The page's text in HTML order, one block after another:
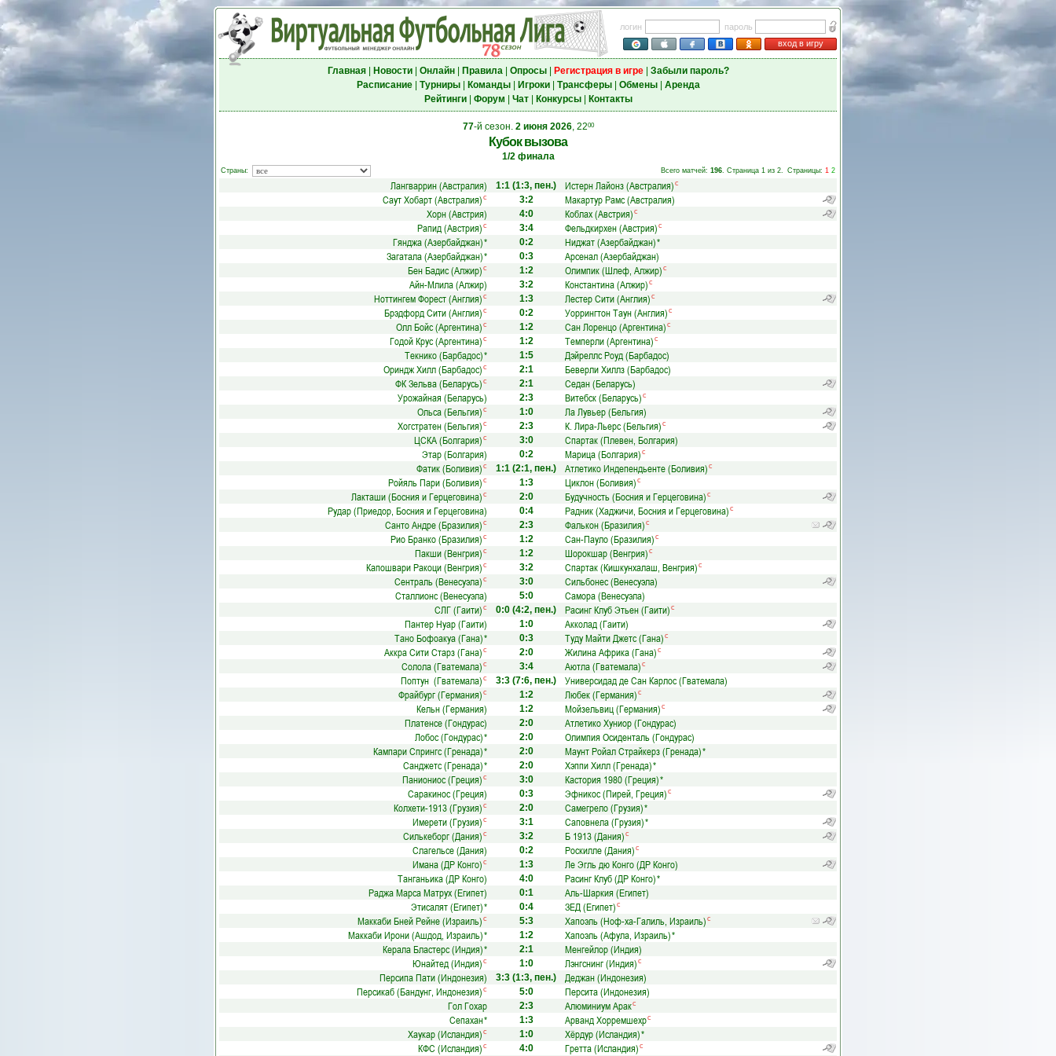
логин
пароль
вход в игру
Главная| Новости| Онлайн| Правила| Опросы| Регистрация в игре| Забыли пароль?
Расписание| Турниры| Команды| Игроки| Трансферы| Обмены| Аренда
Рейтинги| Форум Чат| Конкурсы| Контакты
77-й сезон. 2 июня 2026, 2200
Кубок вызова
1/2 финала
Страны: Всего матчей: 196. Страница 1 из 2. Страницы: 1 2
Лангваррин (Австралия) 1:1 (1:3, пен.) Истерн Лайонз (Австралия) с
Саут Хобарт (Австралия) с 3:2
Макартур Рамс (Австралия)
Хорн (Австрия)
4:0 Коблах (Австрия) с
Рапид (Австрия) с 3:4 Фельдкирхен (Австрия) с
Гянджа (Азербайджан)* 0:2 Ниджат (Азербайджан)*
Загатала (Азербайджан)* 0:3
Арсенал (Азербайджан)
Бен Бадис (Алжир) с 1:2 Олимпик (Шлеф, Алжир) с
Айн-Млила (Алжир) 3:2 Константина (Алжир) с
Ноттингем Форест (Англия) с 1:3 Лестер Сити (Англия) с
Брэдфорд Сити (Англия) с 0:2 Уоррингтон Таун (Англия) с
Олл Бойс (Аргентина) с 1:2 Сан Лоренцо (Аргентина) с
Годой Крус (Аргентина) с 1:2 Темперли (Аргентина) с
Текнико (Барбадос)* 1:5
Дэйреллс Роуд (Барбадос)
Ориндж Хилл (Барбадос) с 2:1
Беверли Хиллз (Барбадос)
ФК Зельва (Беларусь) с 2:1
Седан (Беларусь)
Урожайная (Беларусь)
2:3 Витебск (Беларусь) с
Ольса (Бельгия) с 1:0
Ла Лувьер (Бельгия)
Хогстратен (Бельгия) с 2:3 К. Лира-Льерс (Бельгия) с
ЦСКА (Болгария) с 3:0
Спартак (Плевен, Болгария)
Этар (Болгария)
0:2 Марица (Болгария) с
Фатик (Боливия) с 1:1 (2:1, пен.) Атлетико Индепендьенте (Боливия) с
Ройяль Пари (Боливия) с 1:3 Циклон (Боливия) с
Лакташи (Босния и Герцеговина) с 2:0 Будучность (Босния и Герцеговина) с
Рудар (Приедор, Босния и Герцеговина) 0:4 Радник (Хаджичи, Босния и Герцеговина) с
Санто Андре (Бразилия) с 2:3 Фалькон (Бразилия) с
Рио Бранко (Бразилия) с 1:2 Сан-Пауло (Бразилия) с
Пакши (Венгрия) с 1:2 Шорокшар (Венгрия) с
Капошвари Ракоци (Венгрия) с 3:2 Спартак (Кишкунхалаш, Венгрия) с
Сентраль (Венесуэла) с 3:0
Сильбонес (Венесуэла)
Сталлионс (Венесуэла)
5:0
Самора (Венесуэла)
СЛГ (Гаити) с 0:0 (4:2, пен.) Расинг Клуб Этьен (Гаити) с
Пантер Нуар (Гаити) 1:0
Акколад (Гаити)
Тано Бофоакуа (Гана)* 0:3 Туду Майти Джетс (Гана) с
Аккра Сити Старз (Гана) с 2:0 Жилина Африка (Гана) с
Солола (Гватемала) с 3:4 Аютла (Гватемала) с
Поптун (Гватемала) с 3:3 (7:6, пен.)
Универсидад де Сан Карлос (Гватемала)
Фрайбург (Германия) с 1:2 Любек (Германия) с
Кельн (Германия) 1:2 Мойзельвиц (Германия) с
Платенсе (Гондурас) 2:0
Атлетико Хуниор (Гондурас)
Лобос (Гондурас)* 2:0
Олимпия Осиденталь (Гондурас)
Кампари Спрингс (Гренада)* 2:0 Маунт Ройал Страйкерз (Гренада)*
Санджетс (Гренада)* 2:0 Хэппи Хилл (Гренада)*
Паниониос (Греция) с 3:0 Кастория 1980 (Греция)*
Саракинос (Греция)
0:3 Эфникос (Пирей, Греция) с
Колхети-1913 (Грузия) с 2:0 Самегрело (Грузия)*
Имерети (Грузия) с 3:1 Саповнела (Грузия)*
Силькеборг (Дания) с 3:2 Б 1913 (Дания) с
Слагельсе (Дания) 0:2 Роскилле (Дания) с
Имана (ДР Конго) с 1:3
Ле Эгль дю Конго (ДР Конго)
Танганьика (ДР Конго)
4:0 Расинг Клуб (ДР Конго)*
Раджа Марса Матрух (Египет)
0:1
Аль-Шаркия (Египет)
Этисалят (Египет)* 0:4 ЗЕД (Египет) с
Маккаби Бней Рейне (Израиль) с 5:3 Хапоэль (Ноф-ха-Галиль, Израиль) с
Маккаби Ирони (Ашдод, Израиль)* 1:2 Хапоэль (Афула, Израиль)*
Керала Бластерс (Индия)* 2:1
Менгейлор (Индия)
Юнайтед (Индия) с 1:0 Лэнгснинг (Индия) с
Персипа Пати (Индонезия) 3:3 (1:3, пен.)
Деджан (Индонезия)
Персикаб (Бандунг, Индонезия) с 5:0
Персита (Индонезия)
Гол Гохар
2:3 Алюминиум Аракс
Сепахан* 1:3 Арванд Хорремшехрс
Хаукар (Исландия) с 1:0 Хёрдур (Исландия)*
КФС (Исландия) с 4:0 Гретта (Исландия) с